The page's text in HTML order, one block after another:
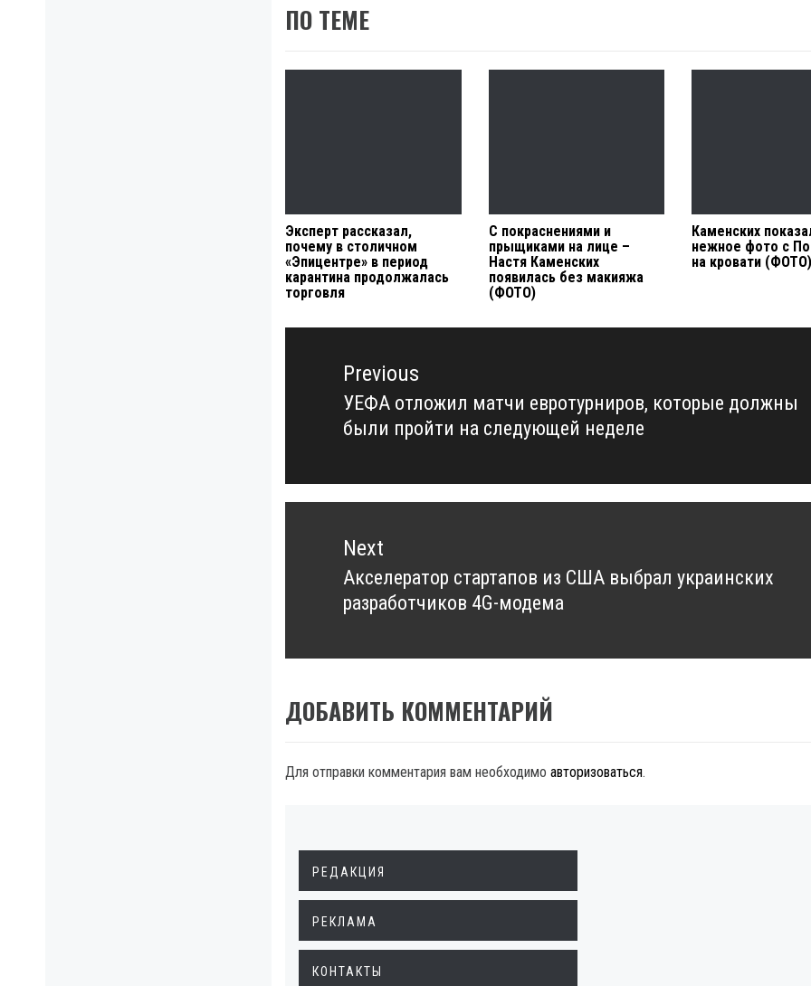
ПО ТЕМЕ
Эксперт рассказал,
почему в столичном
«Эпицентре» в период
карантина продолжалась
торговля
С покраснениями и
прыщиками на лице –
Настя Каменских
появилась без макияжа
(ФОТО)
Каменских
нежное фото с
на кровати
Навигация
записямPrevious
Previous
post:
УЕФА отложил матчи евротурниров, которые должны
были пройти на следующей неделе
Next
Next
post:
Акселератор стартапов из США выбрал украинских
разработчиков 4G-модема
ДОБАВИТЬ КОММЕНТАРИЙ
Для отправки комментария вам необходимо авторизоваться.
РЕДАКЦИЯ
РЕКЛАМА
КОНТАКТЫ